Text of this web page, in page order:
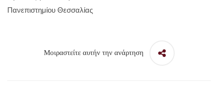
Πανεπιστημίου Θεσσαλίας
Μοιραστείτε αυτήν την ανάρτηση